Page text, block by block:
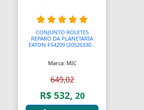
Antenas de TV
Anéis
Anéis
Anéis Adaptadores
CONJUNTO ROLETES
REPARO DA PLANETARIA
EATON FS4209 (20526330...
Marca: MIC
649,02
R$ 532, 20